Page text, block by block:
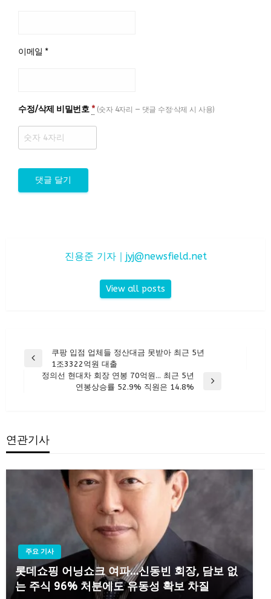
이메일 *
수정/삭제 비밀번호 * (숫자 4자리 — 댓글 수정·삭제 시 사용)
진용준 기자｜ jyj@newsfield.net
View all posts
글
Previous
쿠팡 입점 업체들 정산대금 못받아 최근 5년
1조3322억원 대출
정의선 현대차 회장 연봉 70억원… 최근 5년
연봉상승률 52.9% 직원은 14.8%
연관기사
주요 기사
롯데쇼핑 어닝쇼크 여파…신동빈 회장, 담보 없
는 주식 96% 처분에도 유동성 확보 차질